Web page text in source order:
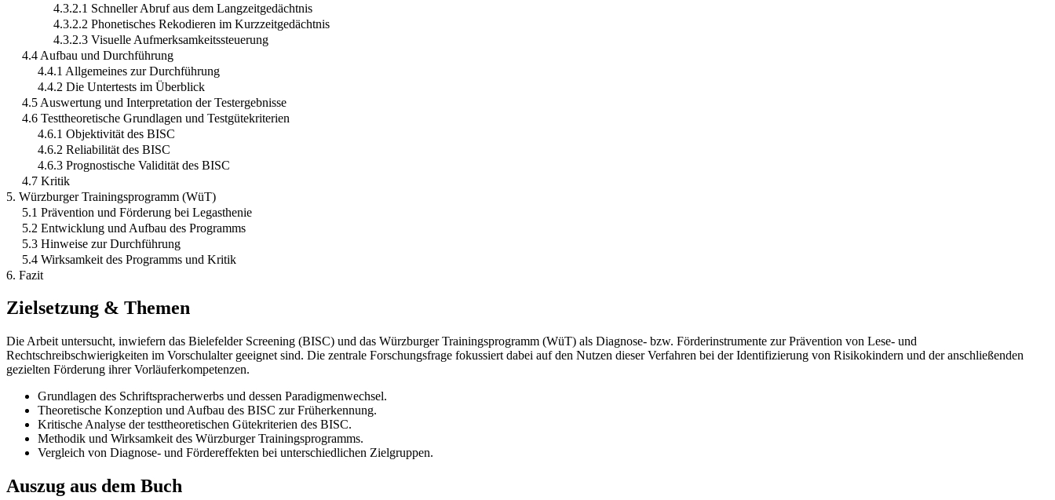
4.3.2.1 Schneller Abruf aus dem Langzeitgedächtnis
4.3.2.2 Phonetisches Rekodieren im Kurzzeitgedächtnis
4.3.2.3 Visuelle Aufmerksamkeitssteuerung
4.4 Aufbau und Durchführung
4.4.1 Allgemeines zur Durchführung
4.4.2 Die Untertests im Überblick
4.5 Auswertung und Interpretation der Testergebnisse
4.6 Testtheoretische Grundlagen und Testgütekriterien
4.6.1 Objektivität des BISC
4.6.2 Reliabilität des BISC
4.6.3 Prognostische Validität des BISC
4.7 Kritik
5. Würzburger Trainingsprogramm (WüT)
5.1 Prävention und Förderung bei Legasthenie
5.2 Entwicklung und Aufbau des Programms
5.3 Hinweise zur Durchführung
5.4 Wirksamkeit des Programms und Kritik
6. Fazit
Zielsetzung & Themen
Die Arbeit untersucht, inwiefern das Bielefelder Screening (BISC) und das Würzburger Trainingsprogramm (WüT) als Diagnose- bzw. Förderinstrumente zur Prävention von Lese- und
Rechtschreibschwierigkeiten im Vorschulalter geeignet sind. Die zentrale Forschungsfrage fokussiert dabei auf den Nutzen dieser Verfahren bei der Identifizierung von Risikokindern und der anschließenden
gezielten Förderung ihrer Vorläuferkompetenzen.
Grundlagen des Schriftspracherwerbs und dessen Paradigmenwechsel.
Theoretische Konzeption und Aufbau des BISC zur Früherkennung.
Kritische Analyse der testtheoretischen Gütekriterien des BISC.
Methodik und Wirksamkeit des Würzburger Trainingsprogramms.
Vergleich von Diagnose- und Fördereffekten bei unterschiedlichen Zielgruppen.
Auszug aus dem Buch